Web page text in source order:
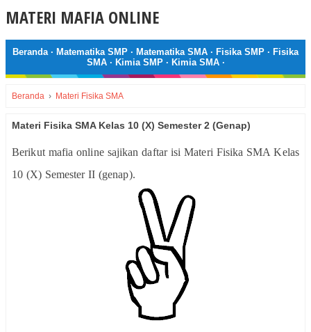
MATERI MAFIA ONLINE
Beranda· Matematika SMP · Matematika SMA · Fisika SMP · Fisika
SMA· Kimia SMP· Kimia SMA·
Beranda › Materi Fisika SMA
Materi Fisika SMA Kelas 10 (X) Semester 2 (Genap)
Berikut mafia online sajikan daftar isi Materi Fisika SMA Kelas
10 (X) Semester II (genap).